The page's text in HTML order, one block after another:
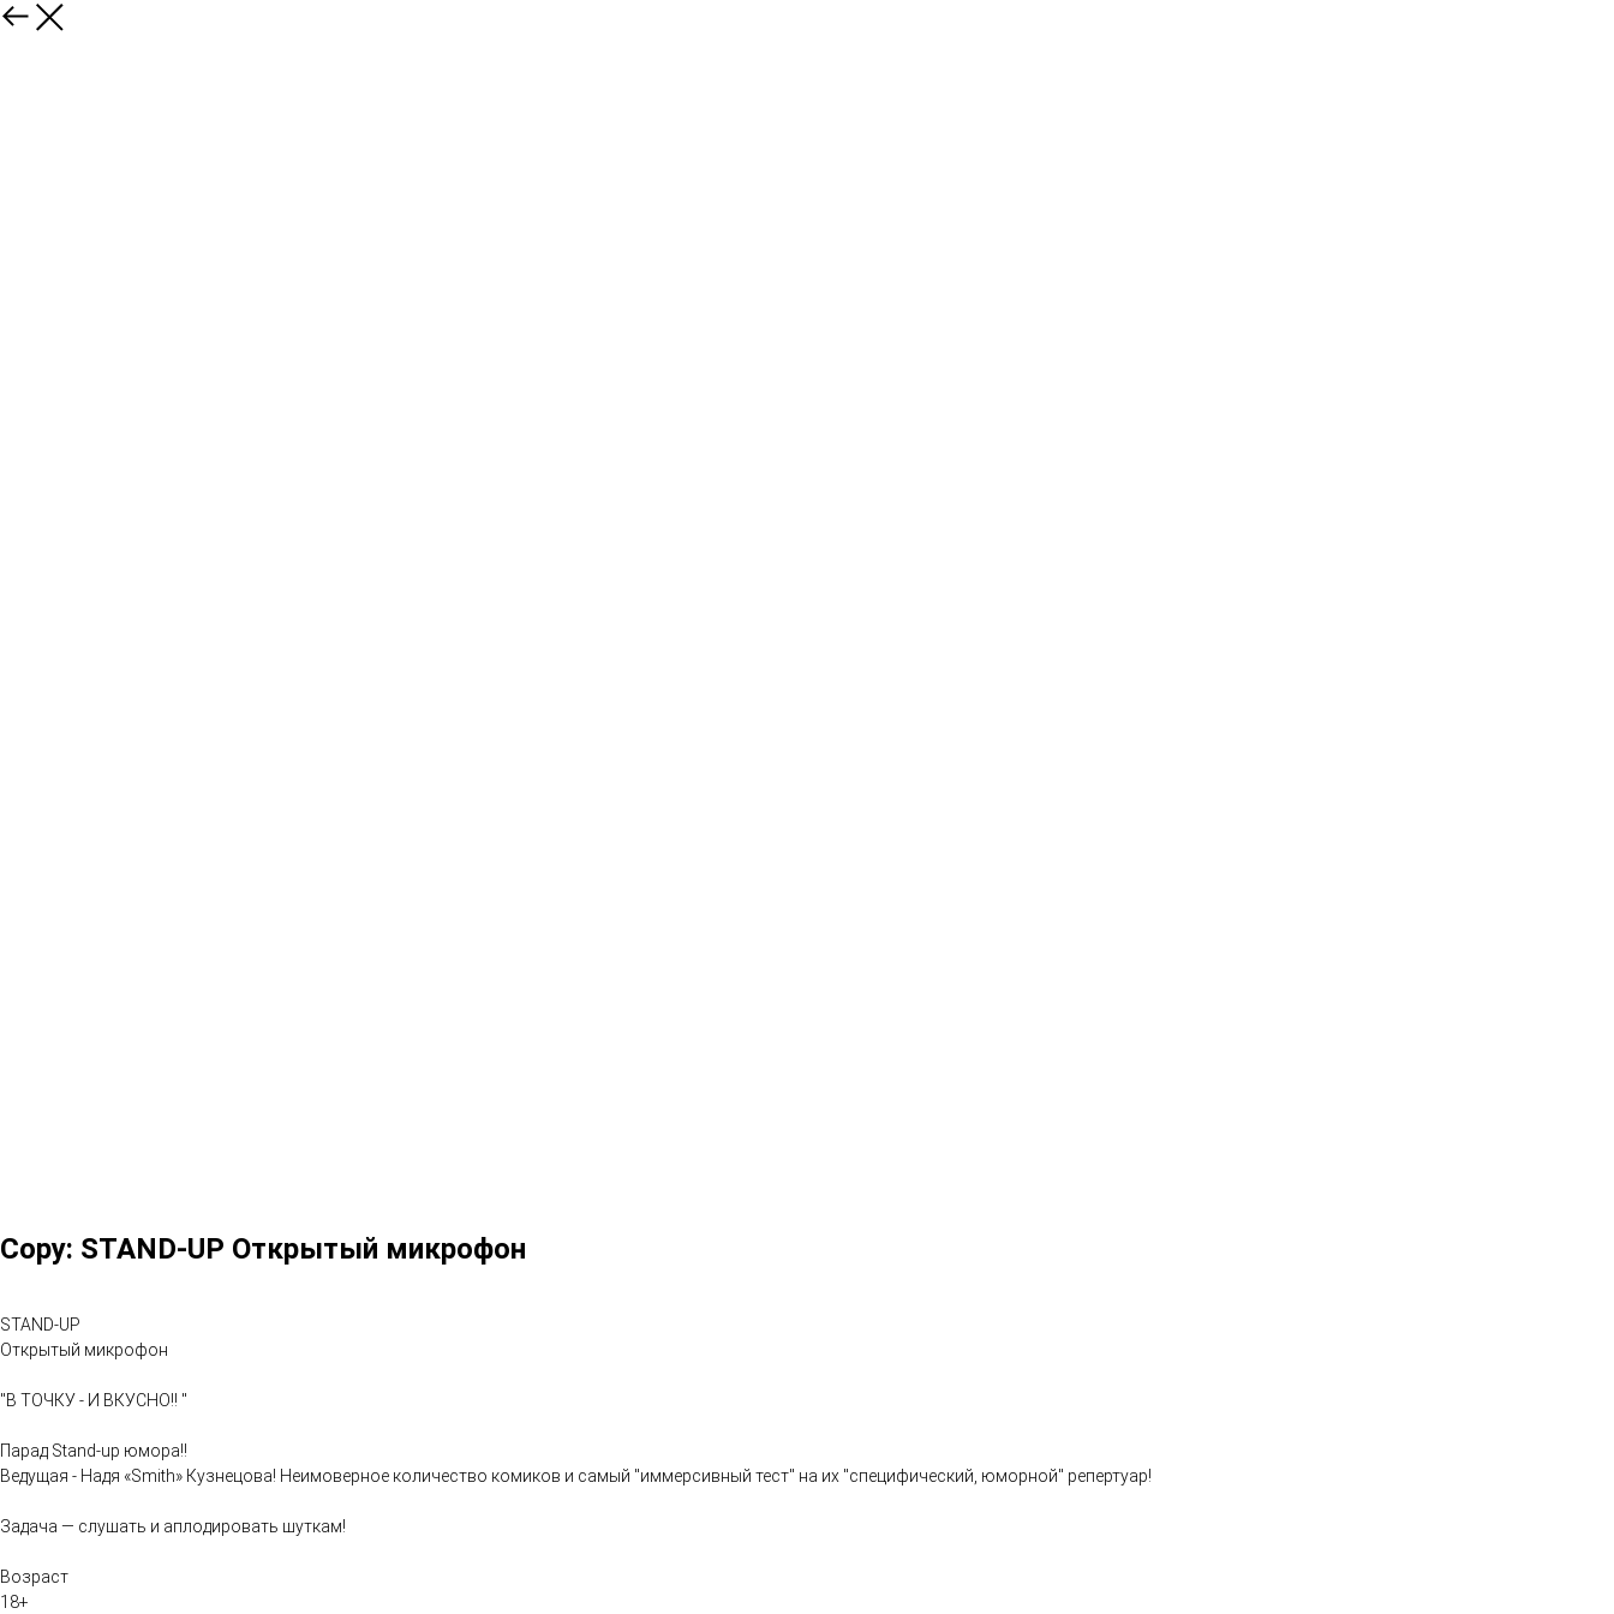
Copy: STAND-UP Открытый микрофон
STAND-UP
Открытый микрофон
"В ТОЧКУ - И ВКУСНО!! "
Парад Stand-up юмора!!
Ведущая - Надя «Smith» Кузнецова! Неимоверное количество комиков и самый "иммерсивный тест" на их "специфический, юморной" репертуар!
Задача — слушать и аплодировать шуткам!
Возраст
18+